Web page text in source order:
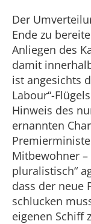
Der
Ende zu
Anliegen des
damit
ist angesichts
Labour“-
Hinweis des
ernannten
Mitbewohner –
pluralistisch“
dass der neue
schlucken
eigenen Schiff